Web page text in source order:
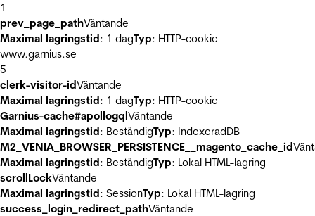
1
prev_page_pathVäntande
Maximal lagringstid: 1 dagTyp: HTTP-cookie
www.garnius.se
5
clerk-visitor-idVäntande
Maximal lagringstid: 1 dagTyp: HTTP-cookie
Garnius-cache#apollogqlVäntande
Maximal lagringstid: BeständigTyp: IndexeradDB
M2_VENIA_BROWSER_PERSISTENCE__magento_cache_id
Maximal lagringstid: BeständigTyp: Lokal HTML-lagring
scrollLockVäntande
Maximal lagringstid: SessionTyp: Lokal HTML-lagring
success_login_redirect_pathVäntande